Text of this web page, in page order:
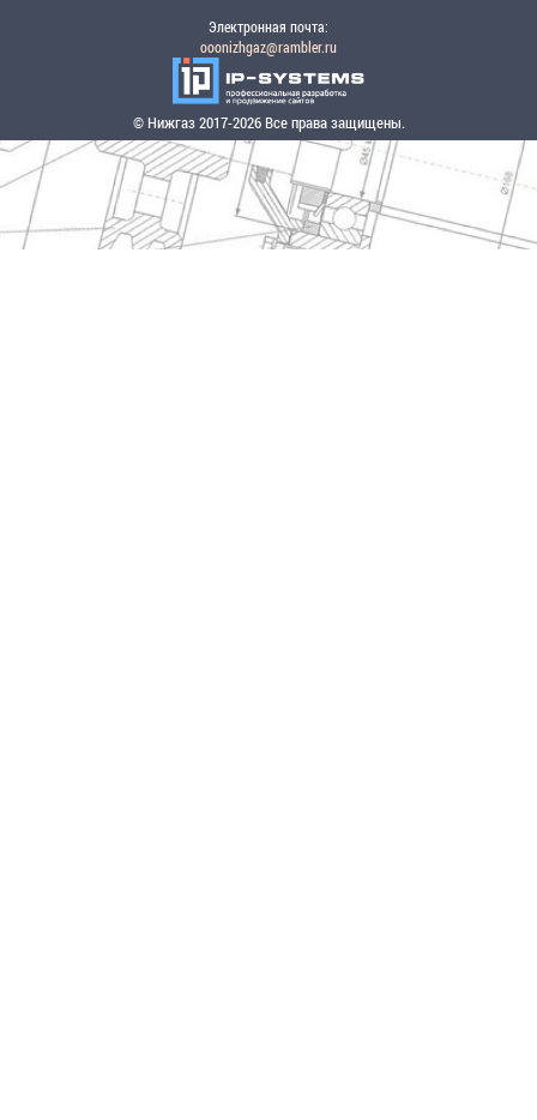
Электронная почта:
ooonizhgaz@rambler.ru
© Нижгаз 2017-2026 Все права защищены.